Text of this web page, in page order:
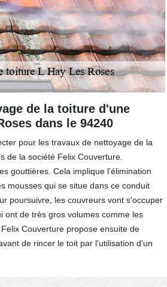
de la toiture d'une
dans le 94240
pour les travaux de nettoyage de la
de la société Felix Couverture.
gouttières. Cela implique l'élimination
mousses qui se situe dans ce conduit
poursuivre, les couvreurs vont s'occuper
ont de très gros volumes comme les
Couverture propose ensuite de
de rincer le toit par l'utilisation d'un